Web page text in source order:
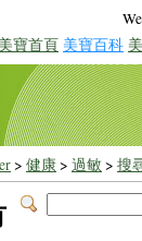
美寶首頁 美寶百科
> 健康> 過敏 > 搜